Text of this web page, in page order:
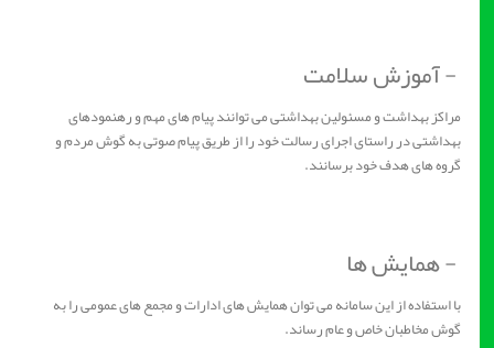
- آموزش سلامت
مراکز بهداشت و مسئولین بهداشتی می توانند پیام های مهم و رهنمودهای
بهداشتی در راستای اجرای رسالت خود را از طریق پیام صوتی به گوش مردم و
گروه های هدف خود برسانند.
- همایش ها
با استفاده از این سامانه می توان همایش های ادارات و مجمع های عمومی را به
گوش مخاطبان خاص و عام رساند.